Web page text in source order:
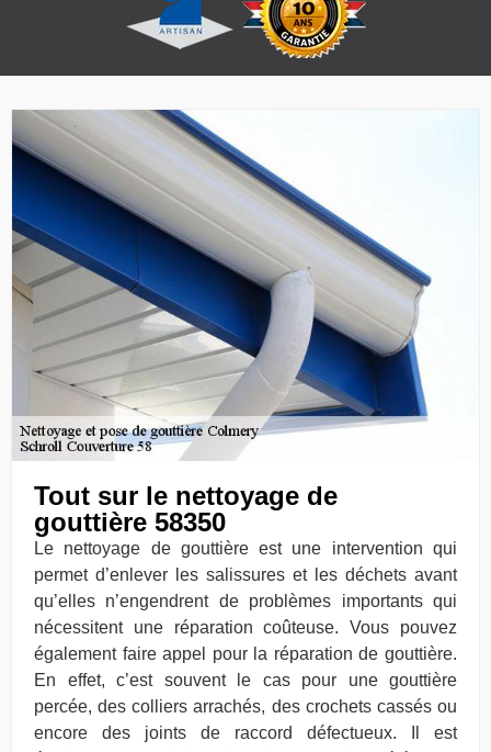
Tout sur le nettoyage de
gouttière 58350
Le nettoyage de gouttière est une intervention qui
permet d’enlever les salissures et les déchets avant
qu’elles n’engendrent de problèmes importants qui
nécessitent une réparation coûteuse. Vous pouvez
également faire appel pour la réparation de gouttière.
En effet, c’est souvent le cas pour une gouttière
percée, des colliers arrachés, des crochets cassés ou
encore des joints de raccord défectueux. Il est